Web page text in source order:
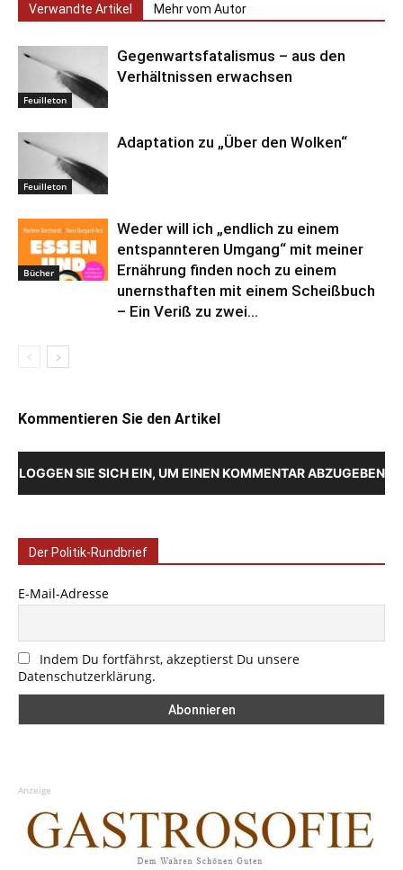
Verwandte Artikel Mehr vom Autor
Feuilleton
Gegenwartsfatalismus – aus den
Verhältnissen erwachsen
Feuilleton
Adaptation zu „Über den Wolken“
Bücher
Weder will ich „endlich zu einem
entspannteren Umgang“ mit meiner
Ernährung finden noch zu einem
unernsthaften mit einem Scheißbuch
– Ein Veriß zu zwei...
Kommentieren Sie den Artikel
LOGGEN SIE SICH EIN, UM EINEN KOMMENTAR ABZUGEBEN
Der Politik-Rundbrief
E-Mail-Adresse
Indem Du fortfährst, akzeptierst Du unsere
Datenschutzerklärung.
Anzeige